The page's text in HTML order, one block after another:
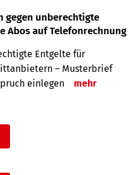
gegen unberechtigte
Abos auf Telefonrechnung
Entgelte für
– Musterbrief
einlegen
mehr